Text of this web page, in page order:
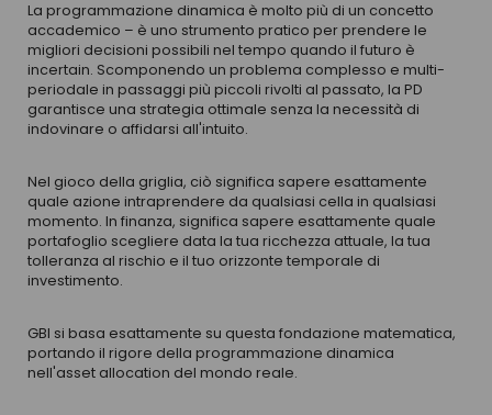
La programmazione dinamica è molto più di un concetto
accademico – è uno strumento pratico per prendere le
migliori decisioni possibili nel tempo quando il futuro è
incertain. Scomponendo un problema complesso e multi-
periodale in passaggi più piccoli rivolti al passato, la PD
garantisce una strategia ottimale senza la necessità di
indovinare o affidarsi all'intuito.
Nel gioco della griglia, ciò significa sapere esattamente
quale azione intraprendere da qualsiasi cella in qualsiasi
momento. In finanza, significa sapere esattamente quale
portafoglio scegliere data la tua ricchezza attuale, la tua
tolleranza al rischio e il tuo orizzonte temporale di
investimento.
GBI si basa esattamente su questa fondazione matematica,
portando il rigore della programmazione dinamica
nell'asset allocation del mondo reale.